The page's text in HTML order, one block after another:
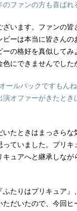
ファンの方も喜ばれ
ざいます。ファンの皆
ビーは本当に皆さんの
ーの格好を真似してみ
にできませんでした
ールバックですもん
演オファーがきたとき
いたときはまっさら
ていました。プリキ
キュアへと継承しなが
ふたりはプリキュア
ただいたので、今回ヒ